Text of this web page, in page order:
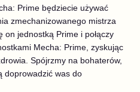
Prime będziecie używać
zmechanizowanego mistrza
jednostką Prime i połączy
Mecha: Prime, zyskując
Spójrzmy na bohaterów,
doprowadzić was do